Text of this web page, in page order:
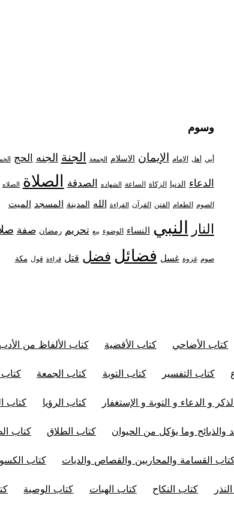
وسوم
أبي أهل الإمام الإيمان الاسلام الجمعة الجنة الجنه الحج
الدعاء الدنيا الزكاة الساعة الشهاده الصدقة الصلاة الصلاه
الصوم الطعام الفتن القرآن القراءة الله المدينة المسجد الميت
النار النبي النساء الوضوء بيع تحريم رمضان صفة
صوم غزوة غسل فضائل فضل قتل قراءة قول مكة
كتاب الأضاحي كتاب الأقضية كتاب الألفاظ من
كتاب التفسير كتاب التوبة كتاب الجمعة كتاب
و الدعاء و التوبة و الإستغفار كتاب الرؤيا كتاب
والذبائح وما يؤكل من الحيوان كتاب الطلاق كتاب
القسامة والمحاربين والقصاص والديات كتاب
كتاب النكاح كتاب الهبات كتاب الوصية